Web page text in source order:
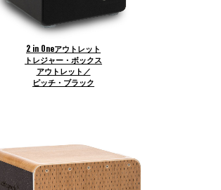
2 in Oneアウトレット
トレジャー・ボックス
アウトレット／
ピッチ・ブラック